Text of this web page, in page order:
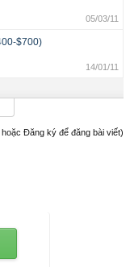
05/03/11
$700)
14/01/11
Đăng ký để đăng bài viết)